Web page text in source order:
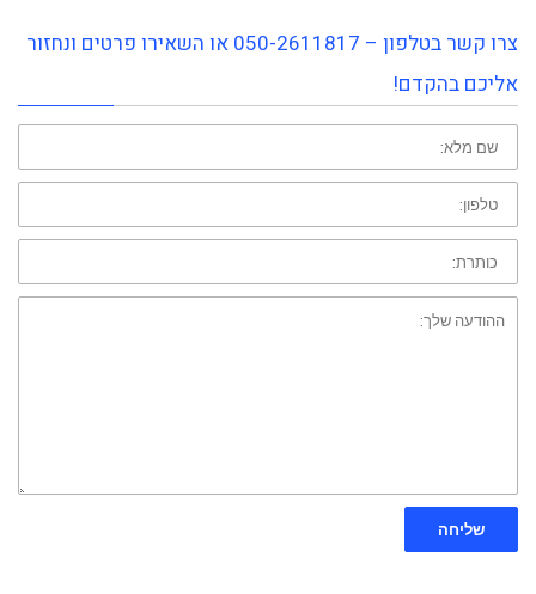
צרו קשר בטלפון – 050-2611817 או השאירו פרטים ונחזור
אליכם בהקדם!
שם
פרטי:
טלפון:
כותרת:
ההודעה
שלך:
שליחה